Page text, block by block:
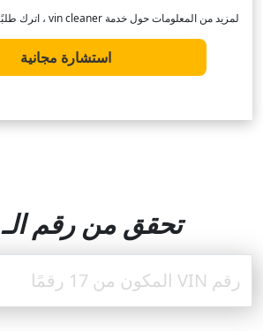
لمزيد من المعلومات حول خدمة vin cleaner ، اترك طلبًا على الموقع الإلكتروني.
استشارة مجانية
تحقق من رقم الـ VIN